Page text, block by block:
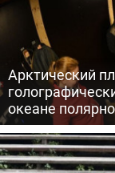
Арктический
океане